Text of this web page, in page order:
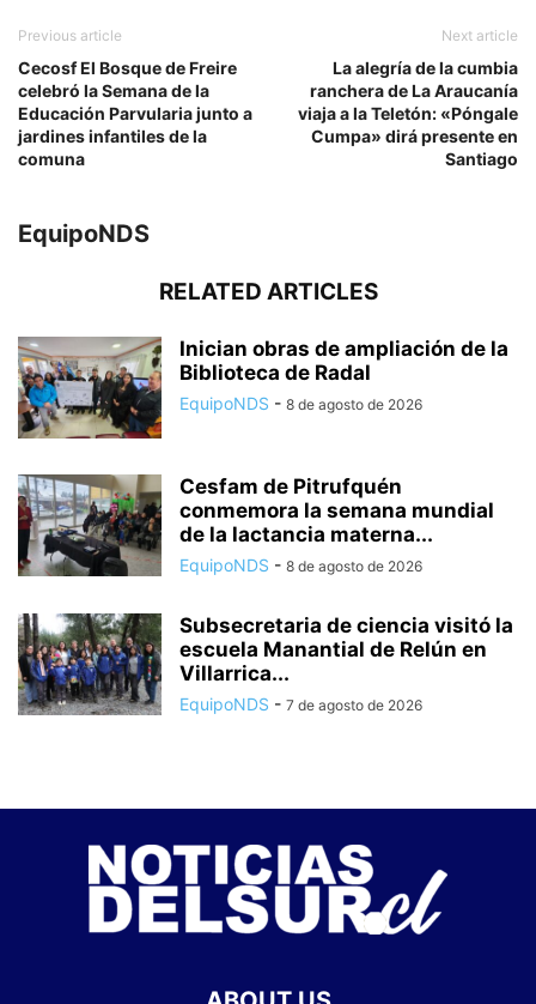
Previous article
Cecosf El Bosque de Freire
celebró la Semana de la
Educación Parvularia junto a
jardines infantiles de la
comuna
Next article
La alegría de la cumbia
ranchera de La Araucanía
viaja a la Teletón: «Póngale
Cumpa» dirá presente en
Santiago
EquipoNDS
RELATED ARTICLES
Inician obras de ampliación de la
Biblioteca de Radal
EquipoNDS - 8 de agosto de 2026
Cesfam de Pitrufquén
conmemora la semana mundial
de la lactancia materna...
EquipoNDS - 8 de agosto de 2026
Subsecretaria de ciencia visitó la
escuela Manantial de Relún en
Villarrica...
EquipoNDS - 7 de agosto de 2026